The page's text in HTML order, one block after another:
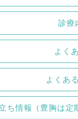
診療
よく
よくあ
ち情報（豊胸は定